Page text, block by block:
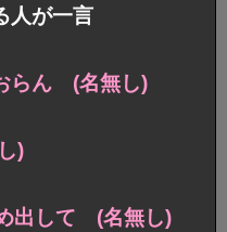
人が一言
らん (名無し)
)
出して (名無し)